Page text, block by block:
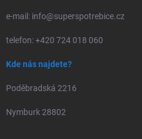
e-mail: info@superspotrebice.cz
telefon: +420 724 018 060
Kde nás najdete?
Poděbradská 2216
Nymburk 28802